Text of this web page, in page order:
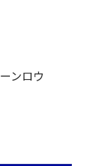
ンロウ